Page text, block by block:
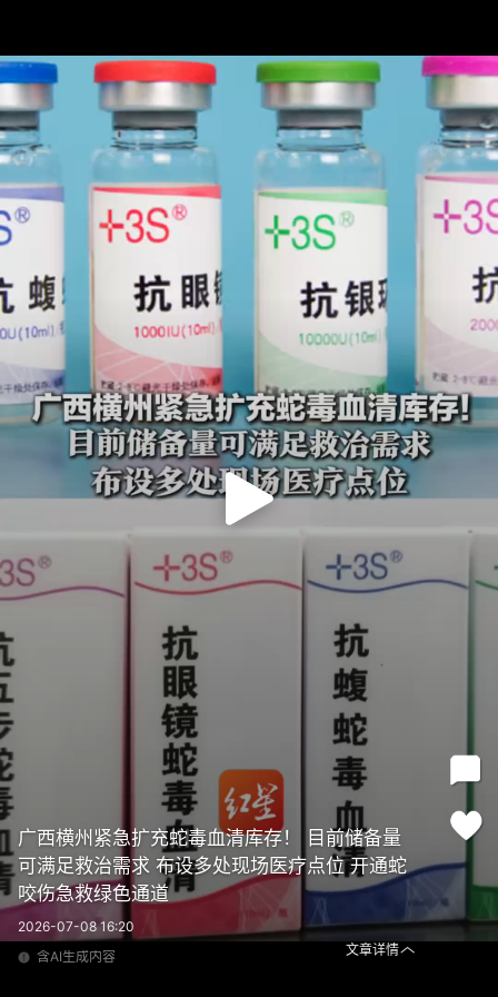
广西横州紧急扩充蛇毒血清库存！ 目前储备量
可满足救治需求 布设多处现场医疗点位 开通蛇
咬伤急救绿色通道
2026-07-08 16:20
含AI生成内容
文章详情